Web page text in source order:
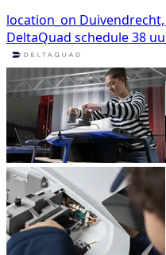
location_on
DeltaQuad schedule38